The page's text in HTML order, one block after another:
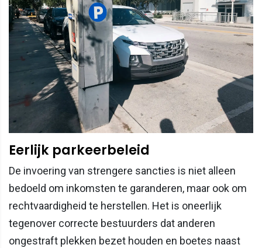
Eerlijk parkeerbeleid
De invoering van strengere sancties is niet alleen
bedoeld om inkomsten te garanderen, maar ook om
rechtvaardigheid te herstellen. Het is oneerlijk
tegenover correcte bestuurders dat anderen
ongestraft plekken bezet houden en boetes naast